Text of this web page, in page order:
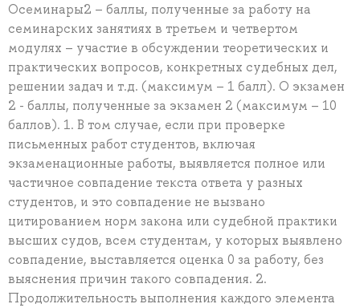
Осеминары2 – баллы, полученные за работу на
семинарских занятиях в третьем и четвертом
модулях – участие в обсуждении теоретических и
практических вопросов, конкретных судебных дел,
решении задач и т.д. (максимум – 1 балл). О экзамен
2 - баллы, полученные за экзамен 2 (максимум – 10
баллов). 1. В том случае, если при проверке
письменных работ студентов, включая
экзаменационные работы, выявляется полное или
частичное совпадение текста ответа у разных
студентов, и это совпадение не вызвано
цитированием норм закона или судебной практики
высших судов, всем студентам, у которых выявлено
совпадение, выставляется оценка 0 за работу, без
выяснения причин такого совпадения. 2.
Продолжительность выполнения каждого элемента